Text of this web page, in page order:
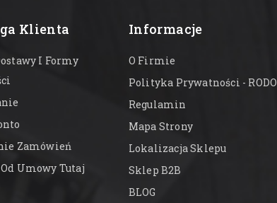
Klienta
I Formy
Zamówień
Umowy Tutaj
Informacje
O Firmie
Polityka Prywatności - RODO
Regulamin
Mapa Strony
Lokalizacja Sklepu
Sklep B2B
BLOG